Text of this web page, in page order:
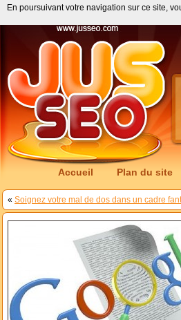
Accueil Plan du site
« Soignez votre mal de dos dans un cadre
En poursuivant votre navigation sur ce site,